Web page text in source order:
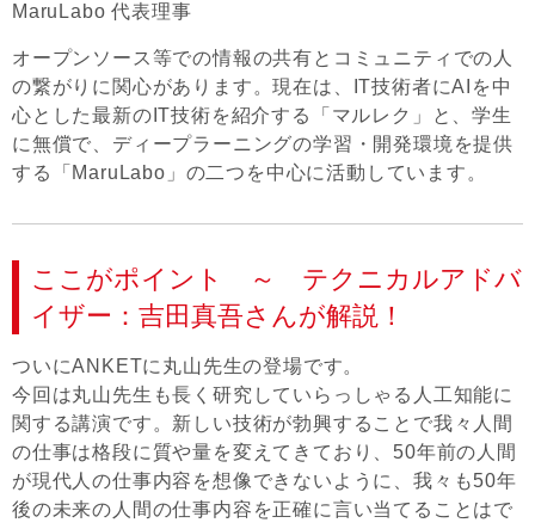
MaruLabo 代表理事
オープンソース等での情報の共有とコミュニティでの人
の繋がりに関心があります。現在は、IT技術者にAIを中
心とした最新のIT技術を紹介する「マルレク」と、学生
に無償で、ディープラーニングの学習・開発環境を提供
する「MaruLabo」の二つを中心に活動しています。
ここがポイント ～ テクニカルアドバ
イザー：吉田真吾さんが解説！
ついにANKETに丸山先生の登場です。
今回は丸山先生も長く研究していらっしゃる人工知能に
関する講演です。新しい技術が勃興することで我々人間
の仕事は格段に質や量を変えてきており、50年前の人間
が現代人の仕事内容を想像できないように、我々も50年
後の未来の人間の仕事内容を正確に言い当てることはで